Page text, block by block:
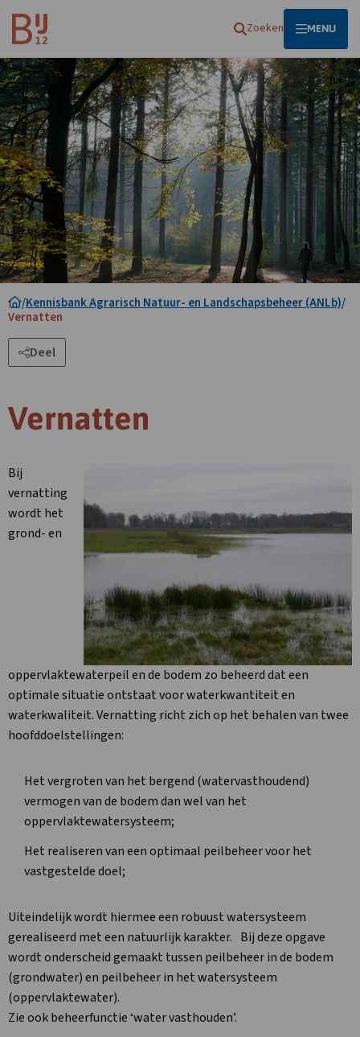
Homepagina Zoeken OPEN
MENU
/Kennisbank Agrarisch Natuur- en Landschapsbeheer (ANLb)/
Vernatten
Deel
Vernatten
Bij
vernatting
wordt het
grond- en
oppervlaktewaterpeil en de bodem zo beheerd dat een
optimale situatie ontstaat voor waterkwantiteit en
waterkwaliteit. Vernatting richt zich op het behalen van twee
hoofddoelstellingen:
Het vergroten van het bergend (watervasthoudend)
vermogen van de bodem dan wel van het
oppervlaktewatersysteem;
Het realiseren van een optimaal peilbeheer voor het
vastgestelde doel;
Uiteindelijk wordt hiermee een robuust watersysteem
gerealiseerd met een natuurlijk karakter. Bij deze opgave
wordt onderscheid gemaakt tussen peilbeheer in de bodem
(grondwater) en peilbeheer in het watersysteem
(oppervlaktewater).
Zie ook beheerfunctie ‘water vasthouden’.